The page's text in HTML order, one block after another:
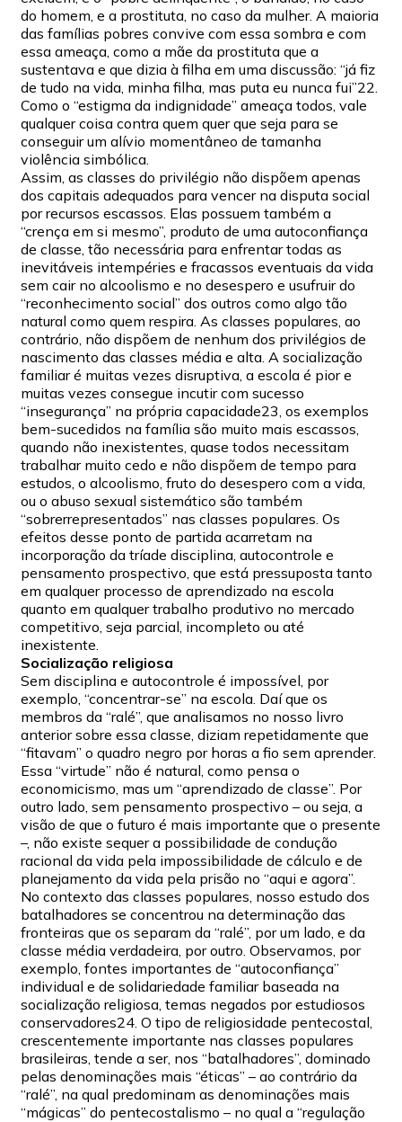
do homem, e a prostituta, no caso da mulher. A maioria
das famílias pobres convive com essa sombra e com
essa ameaça, como a mãe da prostituta que a
sustentava e que dizia à filha em uma discussão: “já fiz
de tudo na vida, minha filha, mas puta eu nunca fui”22.
Como o “estigma da indignidade” ameaça todos, vale
qualquer coisa contra quem quer que seja para se
conseguir um alívio momentâneo de tamanha
violência simbólica.
Assim, as classes do privilégio não dispõem apenas
dos capitais adequados para vencer na disputa social
por recursos escassos. Elas possuem também a
“crença em si mesmo”, produto de uma autoconfiança
de classe, tão necessária para enfrentar todas as
inevitáveis intempéries e fracassos eventuais da vida
sem cair no alcoolismo e no desespero e usufruir do
“reconhecimento social” dos outros como algo tão
natural como quem respira. As classes populares, ao
contrário, não dispõem de nenhum dos privilégios de
nascimento das classes média e alta. A socialização
familiar é muitas vezes disruptiva, a escola é pior e
muitas vezes consegue incutir com sucesso
“insegurança” na própria capacidade23, os exemplos
bem-sucedidos na família são muito mais escassos,
quando não inexistentes, quase todos necessitam
trabalhar muito cedo e não dispõem de tempo para
estudos, o alcoolismo, fruto do desespero com a vida,
ou o abuso sexual sistemático são também
“sobrerrepresentados” nas classes populares. Os
efeitos desse ponto de partida acarretam na
incorporação da tríade disciplina, autocontrole e
pensamento prospectivo, que está pressuposta tanto
em qualquer processo de aprendizado na escola
quanto em qualquer trabalho produtivo no mercado
competitivo, seja parcial, incompleto ou até
inexistente.
Socialização religiosa
Sem disciplina e autocontrole é impossível, por
exemplo, “concentrar-se” na escola. Daí que os
membros da “ralé”, que analisamos no nosso livro
anterior sobre essa classe, diziam repetidamente que
“fitavam” o quadro negro por horas a fio sem aprender.
Essa “virtude” não é natural, como pensa o
economicismo, mas um “aprendizado de classe”. Por
outro lado, sem pensamento prospectivo – ou seja, a
visão de que o futuro é mais importante que o presente
–, não existe sequer a possibilidade de condução
racional da vida pela impossibilidade de cálculo e de
planejamento da vida pela prisão no “aqui e agora”.
No contexto das classes populares, nosso estudo dos
batalhadores se concentrou na determinação das
fronteiras que os separam da “ralé”, por um lado, e da
classe média verdadeira, por outro. Observamos, por
exemplo, fontes importantes de “autoconfiança”
individual e de solidariedade familiar baseada na
socialização religiosa, temas negados por estudiosos
conservadores24. O tipo de religiosidade pentecostal,
crescentemente importante nas classes populares
brasileiras, tende a ser, nos “batalhadores”, dominado
pelas denominações mais “éticas” – ao contrário da
“ralé”, na qual predominam as denominações mais
“mágicas” do pentecostalismo – no qual a “regulação